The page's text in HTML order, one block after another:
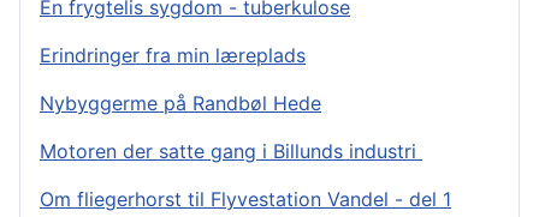
En frygtelis sygdom - tuberkulose
Erindringer fra min læreplads
Nybyggerme på Randbøl Hede
Motoren der satte gang i Billunds industri
Om fliegerhorst til Flyvestation Vandel - del 1